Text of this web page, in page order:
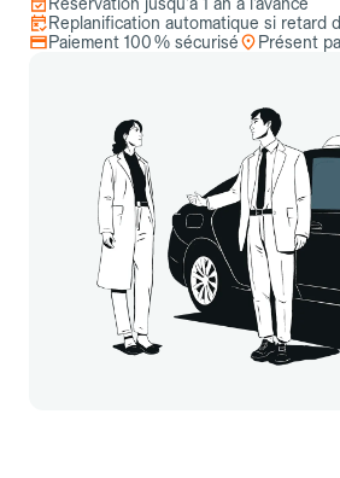
Replanification automatique si retard
Paiement 100 % sécurisé
Présent